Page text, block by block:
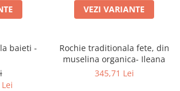
VEZI VARIANTE
baieti -
Rochie traditionala fete, din
muselina organica- Ileana
345,71 Lei